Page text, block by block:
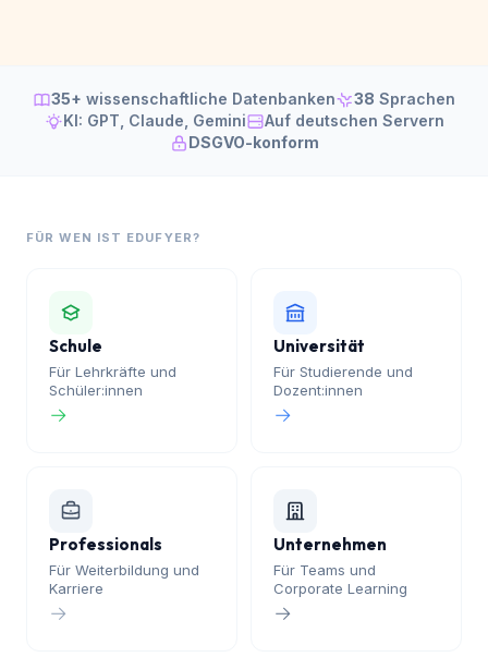
FÜR WEN IST EDUFYER?
Schule
→
Universität
→
Professionals Unternehmen